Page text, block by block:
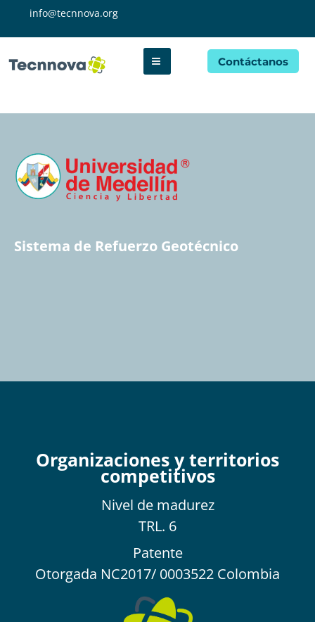
info@tecnnova.org
Contáctanos
Sistema de Refuerzo Geotécnico
Organizaciones y territorios
competitivos
Nivel de madurez
TRL. 6
Patente
Otorgada NC2017/ 0003522 Colombia